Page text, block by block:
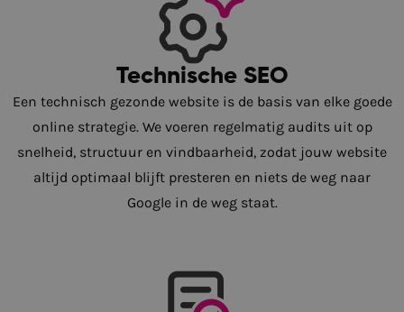
Technische SEO
Een technisch gezonde website is de basis van elke goede
online strategie. We voeren regelmatig audits uit op
snelheid, structuur en vindbaarheid, zodat jouw website
altijd optimaal blijft presteren en niets de weg naar
Google in de weg staat.